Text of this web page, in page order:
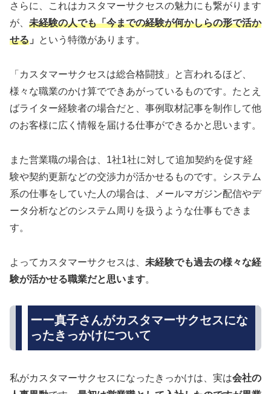
さらに、これはカスタマーサクセスの魅力にも繋がります
が、 未経験の人でも「今までの経験が何かしらの形で活か
せる 」 という特徴があります。
「カスタマーサクセスは総合格闘技」と言われるほど、
様々な職業のかけ算でできあがっているものです。たとえ
ばライター経験者の場合だと、事例取材記事を制作して他
のお客様に広く情報を届ける仕事ができるかと思います。
また営業職の場合は、1社1社に対して追加契約を促す経
験や契約更新などの交渉力が活かせるものです。システム
系の仕事をしていた人の場合は、メールマガジン配信やデ
ータ分析などのシステム周りを扱うような仕事もできま
す。
よってカスタマーサクセスは、 未経験でも過去の様々な経
験が活かせる職業だと思います。
ーー真子さんがカスタマーサクセスにな
ったきっかけについて
私がカスタマーサクセスになったきっかけは、実は会社の